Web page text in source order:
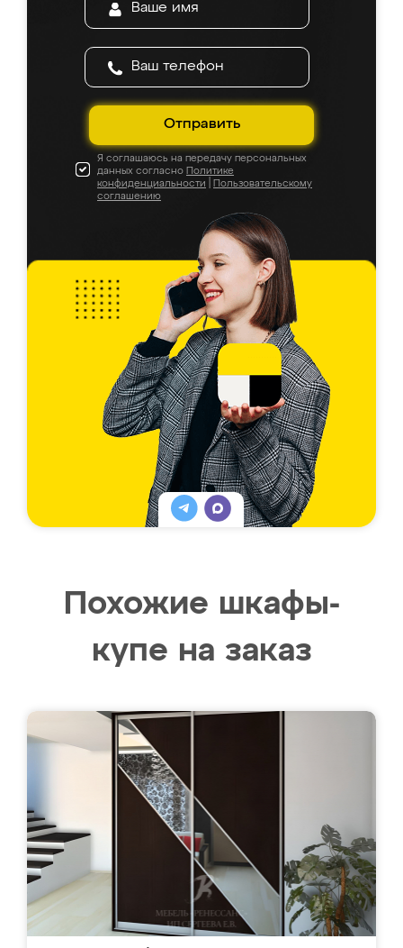
Отправить
Я соглашаюсь на передачу персональных
данных согласно Политике
конфиденциальности
Пользовательскому
соглашению
Похожие шкафы-
купе на заказ